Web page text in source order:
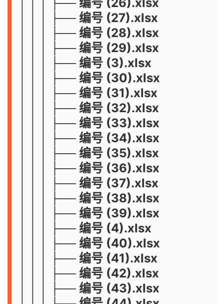
│ │ │ ├── 编号 (27).xlsx
│ │ │ ├── 编号 (28).xlsx
│ │ │ ├── 编号 (29).xlsx
│ │ │ ├── 编号 (3).xlsx
│ │ │ ├── 编号 (30).xlsx
│ │ │ ├── 编号 (31).xlsx
│ │ │ ├── 编号 (32).xlsx
│ │ │ ├── 编号 (33).xlsx
│ │ │ ├── 编号 (34).xlsx
│ │ │ ├── 编号 (35).xlsx
│ │ │ ├── 编号 (36).xlsx
│ │ │ ├── 编号 (37).xlsx
│ │ │ ├── 编号 (38).xlsx
│ │ │ ├── 编号 (39).xlsx
│ │ │ ├── 编号 (4).xlsx
│ │ │ ├── 编号 (40).xlsx
│ │ │ ├── 编号 (41).xlsx
│ │ │ ├── 编号 (42).xlsx
│ │ │ ├── 编号 (43).xlsx